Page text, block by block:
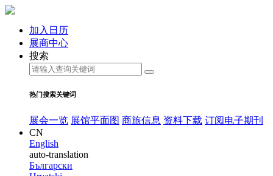
加入日历
展商中心
搜索
热门搜索关键词
展会一览 展馆平面图 商旅信息 资料下载 订阅电子期刊
CN
English
auto-translation
Български